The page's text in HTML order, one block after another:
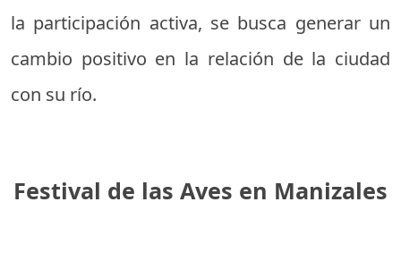
la participación activa, se busca generar un
cambio positivo en la relación de la ciudad
con su río.
Festival de las Aves en Manizales